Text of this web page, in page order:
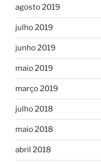
agosto 2019
julho 2019
junho 2019
maio 2019
março 2019
julho 2018
maio 2018
abril 2018